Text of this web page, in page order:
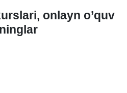
onlayn o’quv